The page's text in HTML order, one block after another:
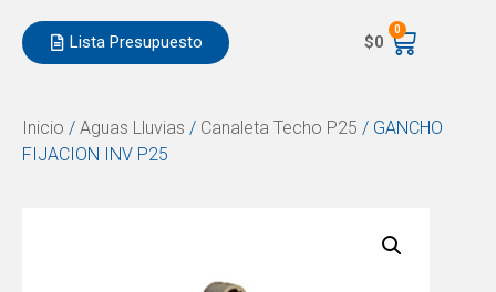
Lista Presupuesto $0
0
Inicio / Aguas Lluvias / Canaleta Techo P25 / GANCHO
FIJACION INV P25